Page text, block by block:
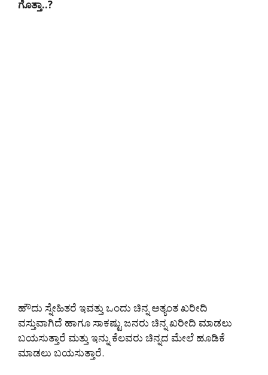
ಗೊತ್ತಾ..?
ಹೌದು ಸ್ನೇಹಿತರೆ ಇವತ್ತು ಒಂದು ಚಿನ್ನ ಅತ್ಯಂತ ಖರೀದಿ
ವಸ್ತುವಾಗಿದೆ ಹಾಗೂ ಸಾಕಷ್ಟು ಜನರು ಚಿನ್ನ ಖರೀದಿ ಮಾಡಲು
ಬಯಸುತ್ತಾರೆ ಮತ್ತು ಇನ್ನು ಕೆಲವರು ಚಿನ್ನದ ಮೇಲೆ ಹೂಡಿಕೆ
ಮಾಡಲು ಬಯಸುತ್ತಾರೆ.